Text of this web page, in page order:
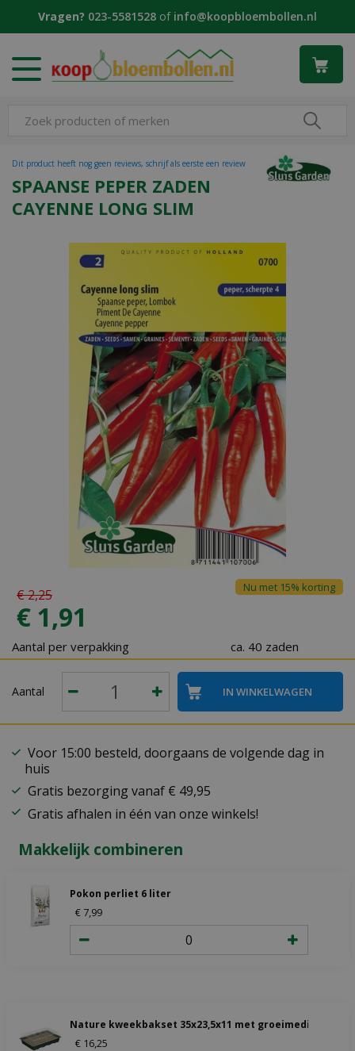
Vragen? 023-5581528 of info@koopbloembollen.nl
SPAANSE PEPER ZADEN
CAYENNE LONG SLIM
Dit product heeft nog geen reviews, schrijf als eerste een review
€2,25
€ 1,91
Nu met 15% korting
Aantal per verpakking ca. 40 zaden
Aantal
Voor 15:00 besteld, doorgaans de volgende dag in
huis
Gratis bezorging vanaf € 49,95
Gratis afhalen in één van onze winkels!
Makkelijk combineren
Pokon perliet 6 liter
€ 7 99
Nature kweekbakset 35x23,5x11 met groeimedium
€ 16 25